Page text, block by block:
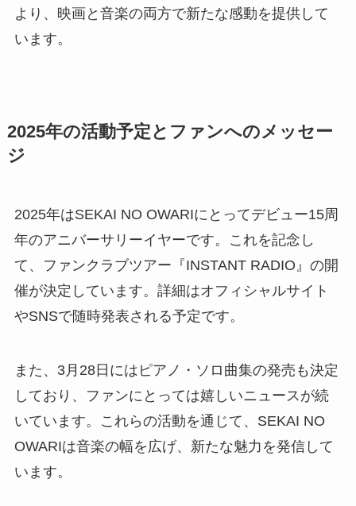
より、映画と音楽の両方で新たな感動を提供して
います。
2025年の活動予定とファンへのメッセー
ジ
2025年はSEKAI NO OWARIにとってデビュー15周
年のアニバーサリーイヤーです。これを記念し
て、ファンクラブツアー『INSTANT RADIO』の開
催が決定しています。詳細はオフィシャルサイト
やSNSで随時発表される予定です。
また、3月28日にはピアノ・ソロ曲集の発売も決定
しており、ファンにとっては嬉しいニュースが続
いています。これらの活動を通じて、SEKAI NO
OWARIは音楽の幅を広げ、新たな魅力を発信して
います。